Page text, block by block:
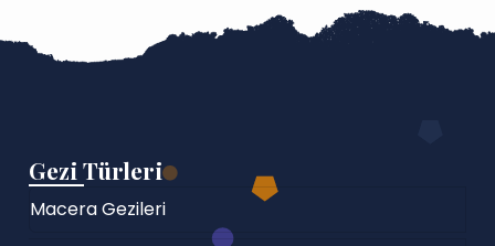
Gezi Türleri
Macera Gezileri